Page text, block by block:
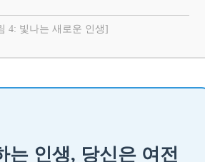
4: 빛나는 새로운 인생]
는 인생, 당신은 여전